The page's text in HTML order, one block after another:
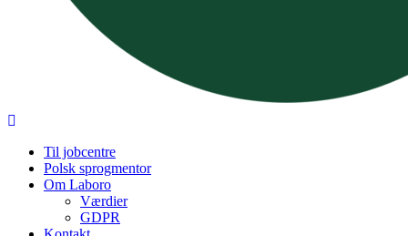
Til jobcentre
Polsk sprogmentor
Om Laboro
Værdier
GDPR